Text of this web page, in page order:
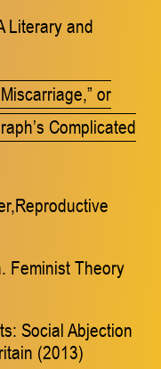
Literary and
or
Complicated
Feminist Theory
Social Abjection
(2013)